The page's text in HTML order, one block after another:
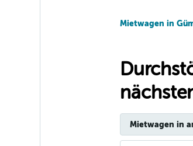
Mietwagen in
Mietwagen in